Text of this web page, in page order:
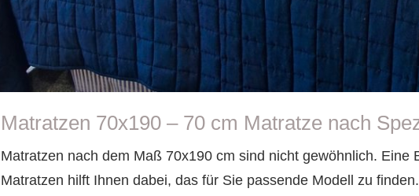
Matratzen 70x190 – 70 cm Matratze nach
Matratzen nach dem Maß 70x190 cm sind nicht gewöhnlich. Eine
Matratzen hilft Ihnen dabei, das für Sie passende Modell zu